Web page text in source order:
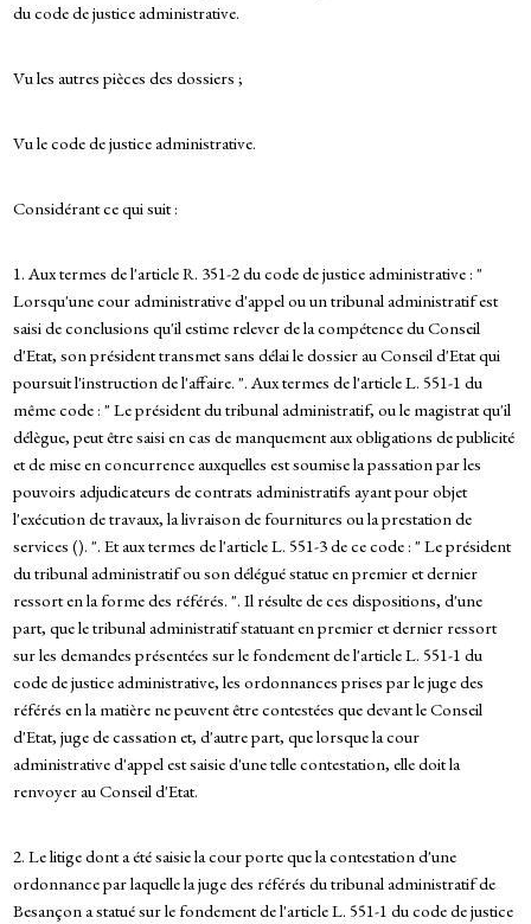
du code de justice administrative.
Vu les autres pièces des dossiers ;
Vu le code de justice administrative.
Considérant ce qui suit :
1. Aux termes de l'article R. 351-2 du code de justice administrative : "
Lorsqu'une cour administrative d'appel ou un tribunal administratif est
saisi de conclusions qu'il estime relever de la compétence du Conseil
d'Etat, son président transmet sans délai le dossier au Conseil d'Etat qui
poursuit l'instruction de l'affaire. ". Aux termes de l'article L. 551-1 du
même code : " Le président du tribunal administratif, ou le magistrat qu'il
délègue, peut être saisi en cas de manquement aux obligations de publicité
et de mise en concurrence auxquelles est soumise la passation par les
pouvoirs adjudicateurs de contrats administratifs ayant pour objet
l'exécution de travaux, la livraison de fournitures ou la prestation de
services (). ". Et aux termes de l'article L. 551-3 de ce code : " Le président
du tribunal administratif ou son délégué statue en premier et dernier
ressort en la forme des référés. ". Il résulte de ces dispositions, d'une
part, que le tribunal administratif statuant en premier et dernier ressort
sur les demandes présentées sur le fondement de l'article L. 551-1 du
code de justice administrative, les ordonnances prises par le juge des
référés en la matière ne peuvent être contestées que devant le Conseil
d'Etat, juge de cassation et, d'autre part, que lorsque la cour
administrative d'appel est saisie d'une telle contestation, elle doit la
renvoyer au Conseil d'Etat.
2. Le litige dont a été saisie la cour porte que la contestation d'une
ordonnance par laquelle la juge des référés du tribunal administratif de
Besançon a statué sur le fondement de l'article L. 551-1 du code de justice